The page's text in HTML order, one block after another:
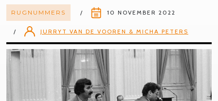
RUGNUMMERS 10 NOVEMBER 2022
JURRYT VAN DE VOOREN & MICHA PETERS